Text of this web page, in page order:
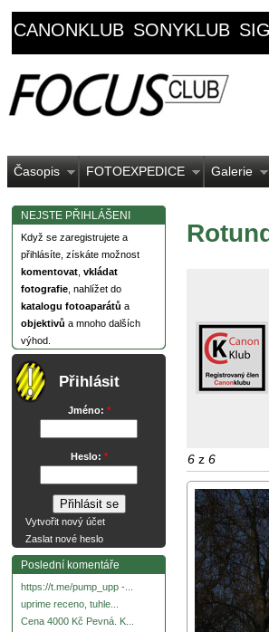
CANONKLUB SONYKLUB
Časopis FOTOEXPEDICE Galerie
NEJSTE PŘIHLÁŠENI
Když se zaregistrujete a
přihlásíte, získáte možnost
komentovat vkládat
fotografie , nahlížet do
katalogu fotoaparátů a
objektivů a mnoho dalších
výhod.
Přihlásit
Jméno: *
Heslo: *
Vytvořit nový účet
Zaslat nové heslo
Poslední komentáře
https://t.me/pump_upp -...
uprime receno, tuhle...
Cena 4000 Kč Pevná. K...
6 z 6